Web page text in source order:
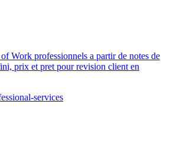
Work professionnels a partir de notes de
prix et pret pour revision client en
services